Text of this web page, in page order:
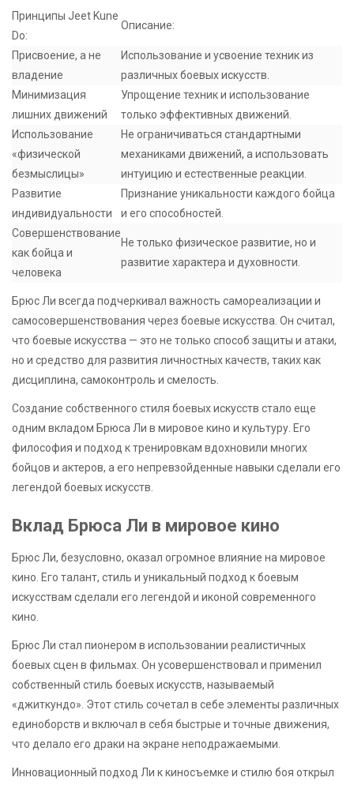
Принципы Jeet Kune
Do:
Описание:
Присвоение, а не
владение
Использование и усвоение техник из
различных боевых искусств.
Минимизация
лишних движений
Упрощение техник и использование
только эффективных движений.
Использование
«физической
безмыслицы»
Не ограничиваться стандартными
механиками движений, а использовать
интуицию и естественные реакции.
Развитие
индивидуальности
Признание уникальности каждого бойца
и его способностей.
Совершенствование
как бойца и
человека
Не только физическое развитие, но и
развитие характера и духовности.
Брюс Ли всегда подчеркивал важность самореализации и
самосовершенствования через боевые искусства. Он считал,
что боевые искусства — это не только способ защиты и атаки,
но и средство для развития личностных качеств, таких как
дисциплина, самоконтроль и смелость.
Создание собственного стиля боевых искусств стало еще
одним вкладом Брюса Ли в мировое кино и культуру. Его
философия и подход к тренировкам вдохновили многих
бойцов и актеров, а его непревзойденные навыки сделали его
легендой боевых искусств.
Вклад Брюса Ли в мировое кино
Брюс Ли, безусловно, оказал огромное влияние на мировое
кино. Его талант, стиль и уникальный подход к боевым
искусствам сделали его легендой и иконой современного
кино.
Брюс Ли стал пионером в использовании реалистичных
боевых сцен в фильмах. Он усовершенствовал и применил
собственный стиль боевых искусств, называемый
«джиткундо». Этот стиль сочетал в себе элементы различных
единоборств и включал в себя быстрые и точные движения,
что делало его драки на экране неподражаемыми.
Инновационный подход Ли к киносъемке и стилю боя открыл